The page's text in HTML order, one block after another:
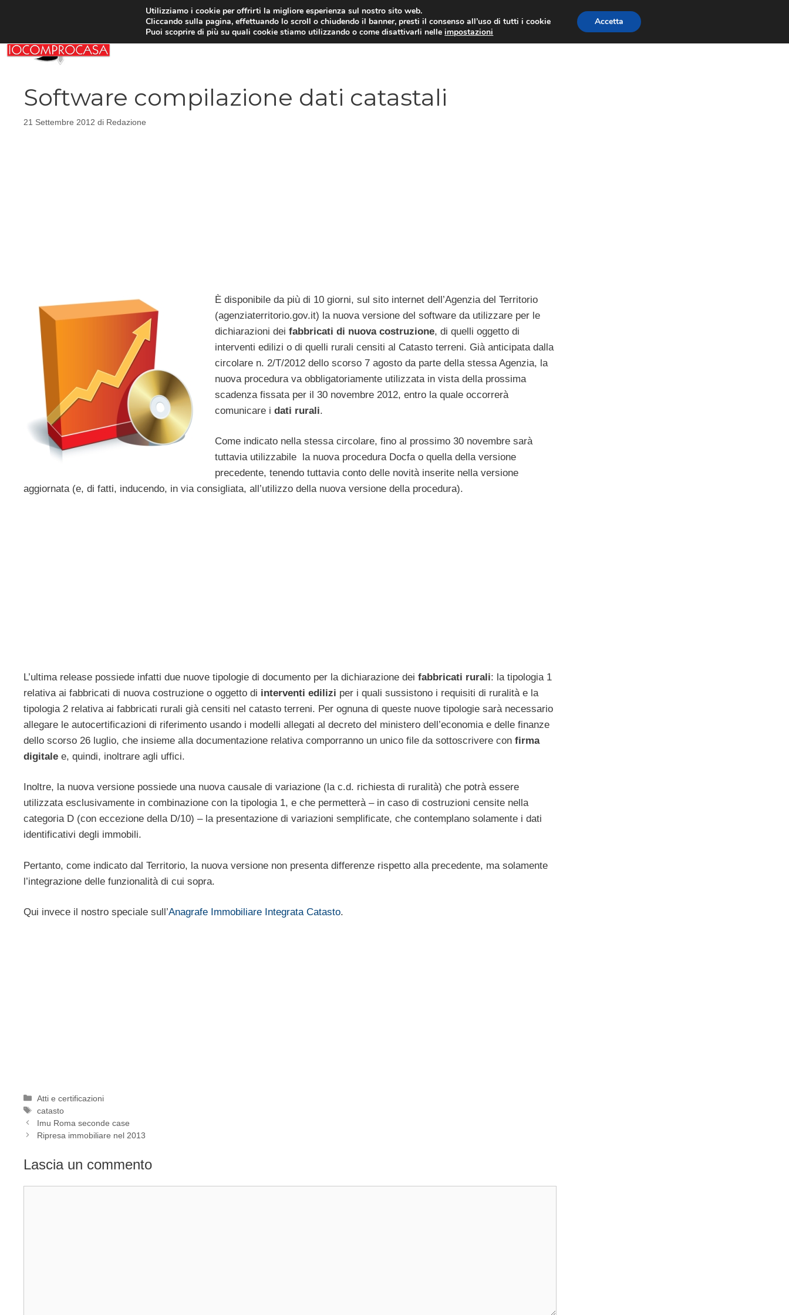
MUTUI AGEVOLAZIONI MERCATO ITALIANO
Software compilazione dati catastali
21 Settembre 2012 di Redazione
È disponibile da più di 10 giorni, sul sito internet dell’Agenzia del Territorio
(agenziaterritorio.gov.it) la nuova versione del software da utilizzare per le
dichiarazioni dei fabbricati di nuova costruzione, di quelli oggetto di
interventi edilizi o di quelli rurali censiti al Catasto terreni. Già anticipata dalla
circolare n. 2/T/2012 dello scorso 7 agosto da parte della stessa Agenzia, la
nuova procedura va obbligatoriamente utilizzata in vista della prossima
scadenza fissata per il 30 novembre 2012, entro la quale occorrerà
comunicare i dati rurali.
Come indicato nella stessa circolare, fino al prossimo 30 novembre sarà
tuttavia utilizzabile la nuova procedura Docfa o quella della versione
precedente, tenendo tuttavia conto delle novità inserite nella versione
aggiornata (e, di fatti, inducendo, in via consigliata, all’utilizzo della nuova versione della procedura).
L’ultima release possiede infatti due nuove tipologie di documento per la dichiarazione dei fabbricati rurali: la tipologia 1
relativa ai fabbricati di nuova costruzione o oggetto di interventi edilizi per i quali sussistono i requisiti di ruralità e la
tipologia 2 relativa ai fabbricati rurali già censiti nel catasto terreni. Per ognuna di queste nuove tipologie sarà necessario
allegare le autocertificazioni di riferimento usando i modelli allegati al decreto del ministero dell’economia e delle finanze
dello scorso 26 luglio, che insieme alla documentazione relativa comporranno un unico file da sottoscrivere con firma
digitale e, quindi, inoltrare agli uffici.
Inoltre, la nuova versione possiede una nuova causale di variazione (la c.d. richiesta di ruralità) che potrà essere
utilizzata esclusivamente in combinazione con la tipologia 1, e che permetterà – in caso di costruzioni censite nella
categoria D (con eccezione della D/10) – la presentazione di variazioni semplificate, che contemplano solamente i dati
identificativi degli immobili.
Pertanto, come indicato dal Territorio, la nuova versione non presenta differenze rispetto alla precedente, ma solamente
l’integrazione delle funzionalità di cui sopra.
Qui invece il nostro speciale sull’Anagrafe Immobiliare Integrata Catasto.
Categorie
Atti e certificazioni
Tag
catasto
Imu Roma seconde case
Ripresa immobiliare nel 2013
Lascia un commento
Utilizziamo i cookie per offrirti la migliore esperienza sul nostro sito web.
Cliccando sulla pagina, effettuando lo scroll o chiudendo il banner, presti il consenso all’uso di tutti i cookie
Puoi scoprire di più su quali cookie stiamo utilizzando o come disattivarli nelleimpostazioni
Accetta